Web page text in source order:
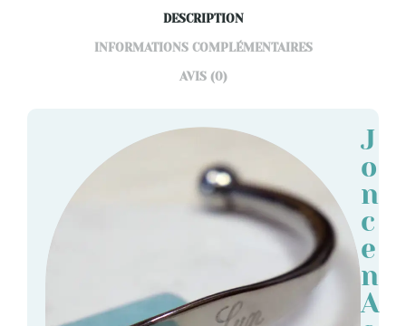
DESCRIPTION
INFORMATIONS COMPLÉMENTAIRES
AVIS (0)
J
o
n
c
e
n
A